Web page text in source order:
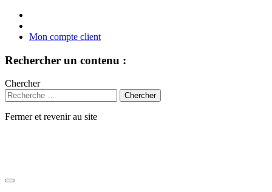
Mon compte client
Rechercher un contenu :
Chercher
Fermer et revenir au site